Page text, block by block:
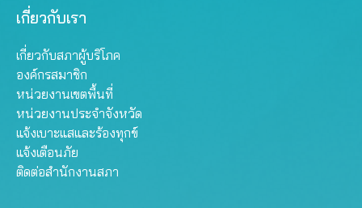
เกี่ยวกับเรา
เกี่ยวกับสภาผู้บริโภค
องค์กรสมาชิก
หน่วยงานเขตพื้นที่
หน่วยงานประจำจังหวัด
แจ้งเบาะแสและร้องทุกข์
แจ้งเตือนภัย
ติดต่อสำนักงานสภา